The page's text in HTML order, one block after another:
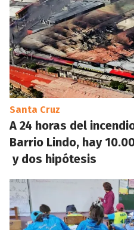
Santa Cruz
A 24 horas del
Barrio Lindo, hay
y dos hipótesis